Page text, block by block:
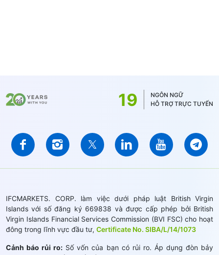
19
NGÔN NGỮ
HỖ TRỢ TRỰC TUYẾN
IFCMARKETS. CORP. làm việc dưới pháp luật British Virgin
Islands với số đăng ký 669838 và được cấp phép bởi British
Virgin Islands Financial Services Commission (BVI FSC) cho hoạt
đông trong lĩnh vực đầu tư, Certificate No. SIBA/L/14/1073
Cảnh báo rủi ro: Số vốn của bạn có rủi ro. Áp dụng đòn bảy